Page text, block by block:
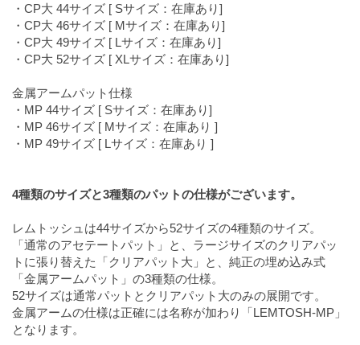
・CP大 44サイズ [ Sサイズ：在庫あり]
・CP大 46サイズ [ Mサイズ：在庫あり]
・CP大 49サイズ [ Lサイズ：在庫あり]
・CP大 52サイズ [ XLサイズ：在庫あり]
金属アームパット仕様
・MP 44サイズ [ Sサイズ：在庫あり]
・MP 46サイズ [ Mサイズ：在庫あり ]
・MP 49サイズ [ Lサイズ：在庫あり ]
4種類のサイズと3種類のパットの仕様がございます。
レムトッシュは44サイズから52サイズの4種類のサイズ。
「通常のアセテートパット」と、ラージサイズのクリアパッ
トに張り替えた「クリアパット大」と、純正の埋め込み式
「金属アームパット」の3種類の仕様。
52サイズは通常パットとクリアパット大のみの展開です。
金属アームの仕様は正確には名称が加わり「LEMTOSH-MP」
となります。